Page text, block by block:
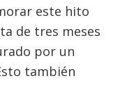
este hito
de tres meses
por un
también